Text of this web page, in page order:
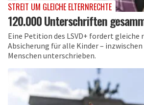
STREIT UM GLEICHE ELTERNRECHTE
120.000 Unterschriften
Eine Petition des LSVD+ fordert gleiche
Absicherung für alle Kinder – inzwischen
Menschen unterschrieben.